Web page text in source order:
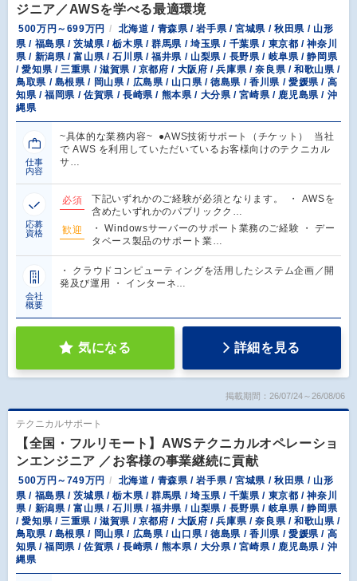
ジニア／AWSを学べる最適環境
500万円～699万円
北海道 / 青森県 / 岩手県 / 宮城県 / 秋田県 / 山形
県 / 福島県 / 茨城県 / 栃木県 / 群馬県 / 埼玉県 / 千葉県 / 東京都 / 神奈川
県 / 新潟県 / 富山県 / 石川県 / 福井県 / 山梨県 / 長野県 / 岐阜県 / 静岡県
/ 愛知県 / 三重県 / 滋賀県 / 京都府 / 大阪府 / 兵庫県 / 奈良県 / 和歌山県 /
鳥取県 / 島根県 / 岡山県 / 広島県 / 山口県 / 徳島県 / 香川県 / 愛媛県 / 高
知県 / 福岡県 / 佐賀県 / 長崎県 / 熊本県 / 大分県 / 宮崎県 / 鹿児島県 / 沖
縄県
仕事
内容
~具体的な業務内容~ ●AWS技術サポート（チケット） 当社
で AWS を利用していただいているお客様向けのテクニカル
サ…
応募
資格
必須
下記いずれかのご経験が必須となります。 ・ AWSを
含めたいずれかのパブリックク…
歓迎
・ Windowsサーバーのサポート業務のご経験 ・ デー
タベース製品のサポート業…
会社
概要
・ クラウドコンピューティングを活用したシステム企画／開
発及び運用 ・ インターネ…
気になる 詳細を見る
掲載期間：26/07/24～26/08/06
テクニカルサポート
【全国・フルリモート】AWSテクニカルオペレーショ
ンエンジニア ／お客様の事業継続に貢献
500万円～749万円
北海道 / 青森県 / 岩手県 / 宮城県 / 秋田県 / 山形
県 / 福島県 / 茨城県 / 栃木県 / 群馬県 / 埼玉県 / 千葉県 / 東京都 / 神奈川
県 / 新潟県 / 富山県 / 石川県 / 福井県 / 山梨県 / 長野県 / 岐阜県 / 静岡県
/ 愛知県 / 三重県 / 滋賀県 / 京都府 / 大阪府 / 兵庫県 / 奈良県 / 和歌山県 /
鳥取県 / 島根県 / 岡山県 / 広島県 / 山口県 / 徳島県 / 香川県 / 愛媛県 / 高
知県 / 福岡県 / 佐賀県 / 長崎県 / 熊本県 / 大分県 / 宮崎県 / 鹿児島県 / 沖
縄県